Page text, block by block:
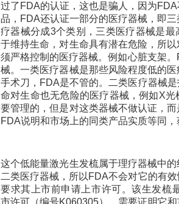
过了FDA的认证，这也是骗人，因为
品，FDA还认证一部分的医疗器械，即
疗器械分成3个类别，三类医疗器械是
于维持生命，对生命具有潜在危险，所
须严格控制的医疗器械。例如心脏支架
械。一类医疗器械是那些风险程度低的
手术刀，FDA是不管的。二类医疗器械
命对生命也无危险的医疗器械，例如X
要管理的，但是对这类器械不做认证，
FDA说明和市场上的同类产品实质等同
这个低能量激光生发梳属于理疗器械中
二类医疗器械，所以FDA不会对它的有
要求其上市前申请上市许可。该生发梳
市许可（编号K060305），需要证明它